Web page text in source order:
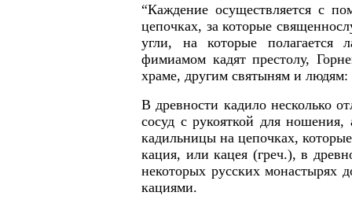
“Каждение осуществляется с
цепочках, за которые
угли, на которые
фимиамом кадят престолу,
храме, другим святыням и
В древности кадило несколько
сосуд с рукояткой для
кадильницы на цепочках,
кация, или кацея (греч.), в
некоторых русских монастырях
кациями.